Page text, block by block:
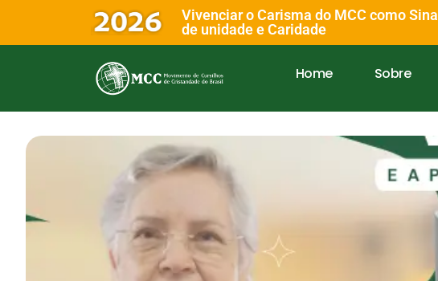
Vivenciar o Carisma do MCC como Sinal
de unidade e Caridade
Home Sobre